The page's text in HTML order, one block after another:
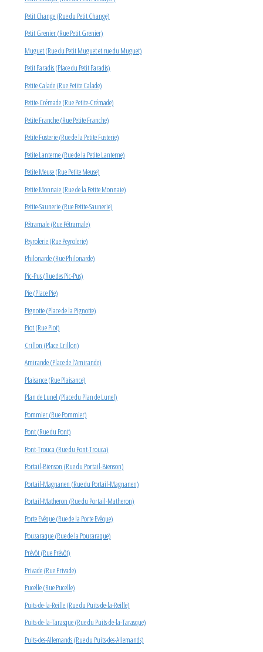
Petit Change (Rue du Petit Change)
Petit Grenier (Rue Petit Grenier)
Muguet (Rue du Petit Muguet et rue du Muguet)
Petit Paradis (Place du Petit Paradis)
Petite Calade (Rue Petite Calade)
Petite-Crémade (Rue Petite-Crémade)
Petite Franche (Rue Petite Franche)
Petite Fusterie (Rue de la Petite Fusterie)
Petite Lanterne (Rue de la Petite Lanterne)
Petite Meuse (Rue Petite Meuse)
Petite Monnaie (Rue de la Petite Monnaie)
Petite-Saunerie (Rue Petite-Saunerie)
Pétramale (Rue Pétramale)
Peyrolerie (Rue Peyrolerie)
Philonarde (Rue Philonarde)
Pic-Pus (Rue des Pic-Pus)
Pie (Place Pie)
Pignotte (Place de la Pignotte)
Piot (Rue Piot)
Crillon (Place Crillon)
Amirande (Place de l’Amirande)
Plaisance (Rue Plaisance)
Plan de Lunel (Place du Plan de Lunel)
Pommier (Rue Pommier)
Pont (Rue du Pont)
Pont-Trouca (Rue du Pont-Trouca)
Portail-Bienson (Rue du Portail-Bienson)
Portail-Magnanen (Rue du Portail-Magnanen)
Portail-Matheron (Rue du Portail-Matheron)
Porte Evêque (Rue de la Porte Evêque)
Pouzaraque (Rue de la Pouzaraque)
Prévôt (Rue Prévôt)
Privade (Rue Privade)
Pucelle (Rue Pucelle)
Puits-de-la-Reille (Rue du Puits-de-la-Reille)
Puits-de-la-Tarasque (Rue du Puits-de-la-Tarasque)
Puits-des-Allemands (Rue du Puits-des-Allemands)